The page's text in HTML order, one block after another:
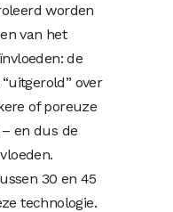
worden
van het
de
over
of poreuze
en dus de
30 en 45
technologie.